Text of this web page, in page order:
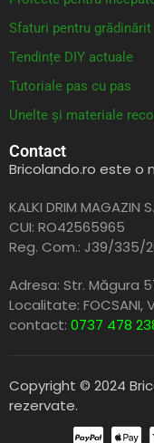
Sfaturi pentru grădinărit
Tendințe DIY actuale
Tutoriale pas cu pas
Unelte și materiale
Contact
Bricolando.ro este o
KALKI DRIM MAGAZIN
CUI: RO42565965
Reg. Com.: J39/335/
Adresa: Str. Măgura
Localitate: FOCSANI,
contact: 0737 478
Copyright © 2024
rezervate.